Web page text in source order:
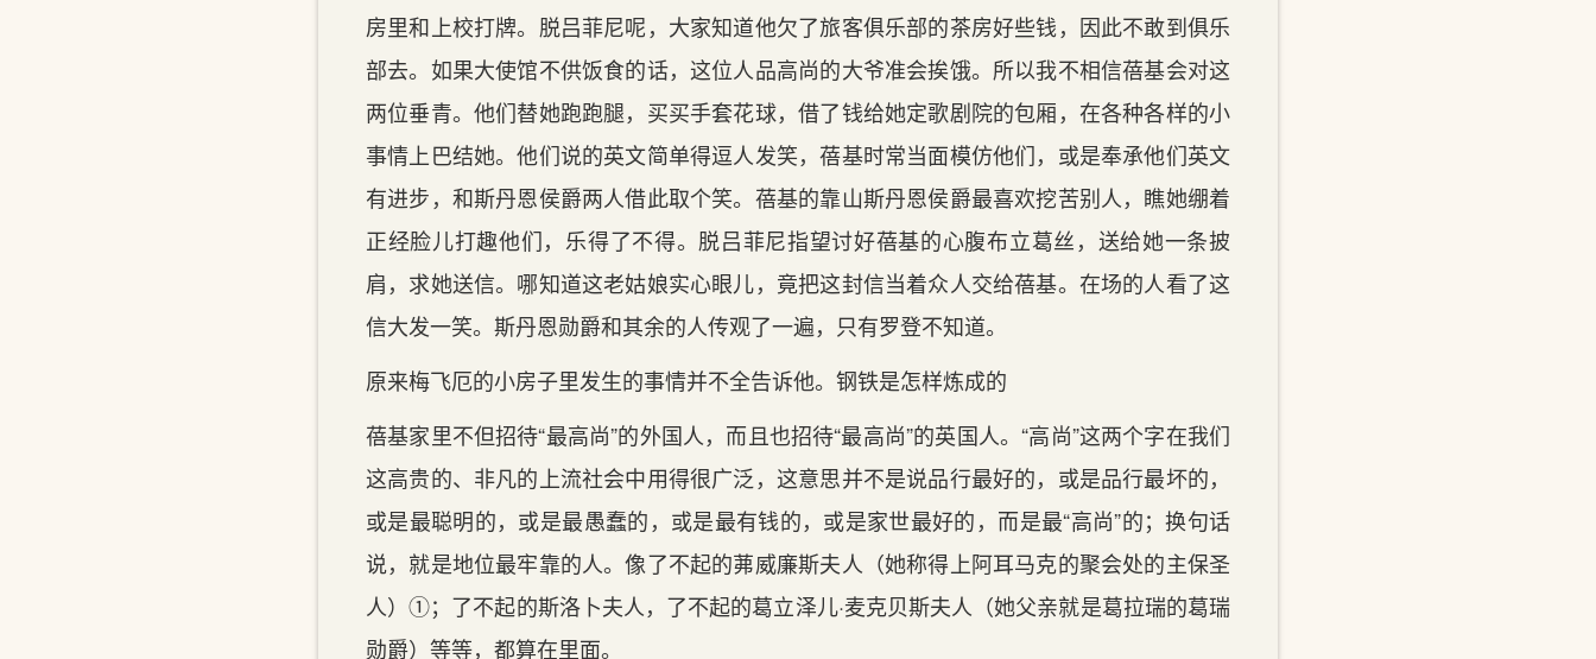
房里和上校打牌。脱吕菲尼呢，大家知道他欠了旅客俱乐部的茶房好些钱，因此不敢到俱乐
部去。如果大使馆不供饭食的话，这位人品高尚的大爷准会挨饿。所以我不相信蓓基会对这
两位垂青。他们替她跑跑腿，买买手套花球，借了钱给她定歌剧院的包厢，在各种各样的小
事情上巴结她。他们说的英文简单得逗人发笑，蓓基时常当面模仿他们，或是奉承他们英文
有进步，和斯丹恩侯爵两人借此取个笑。蓓基的靠山斯丹恩侯爵最喜欢挖苦别人，瞧她绷着
正经脸儿打趣他们，乐得了不得。脱吕菲尼指望讨好蓓基的心腹布立葛丝，送给她一条披
肩，求她送信。哪知道这老姑娘实心眼儿，竟把这封信当着众人交给蓓基。在场的人看了这
信大发一笑。斯丹恩勋爵和其余的人传观了一遍，只有罗登不知道。
原来梅飞厄的小房子里发生的事情并不全告诉他。钢铁是怎样炼成的
蓓基家里不但招待“最高尚”的外国人，而且也招待“最高尚”的英国人。“高尚”这两个字在我们
这高贵的、非凡的上流社会中用得很广泛，这意思并不是说品行最好的，或是品行最坏的，
或是最聪明的，或是最愚蠢的，或是最有钱的，或是家世最好的，而是最“高尚”的；换句话
说，就是地位最牢靠的人。像了不起的茀威廉斯夫人（她称得上阿耳马克的聚会处的主保圣
人）①；了不起的斯洛卜夫人，了不起的葛立泽儿·麦克贝斯夫人（她父亲就是葛拉瑞的葛瑞
勋爵）等等，都算在里面。